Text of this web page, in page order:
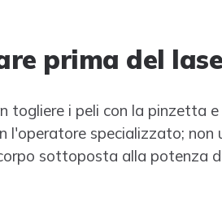
prima del
togliere i peli con la pinzetta
l'operatore specializzato; non
sottoposta alla potenza